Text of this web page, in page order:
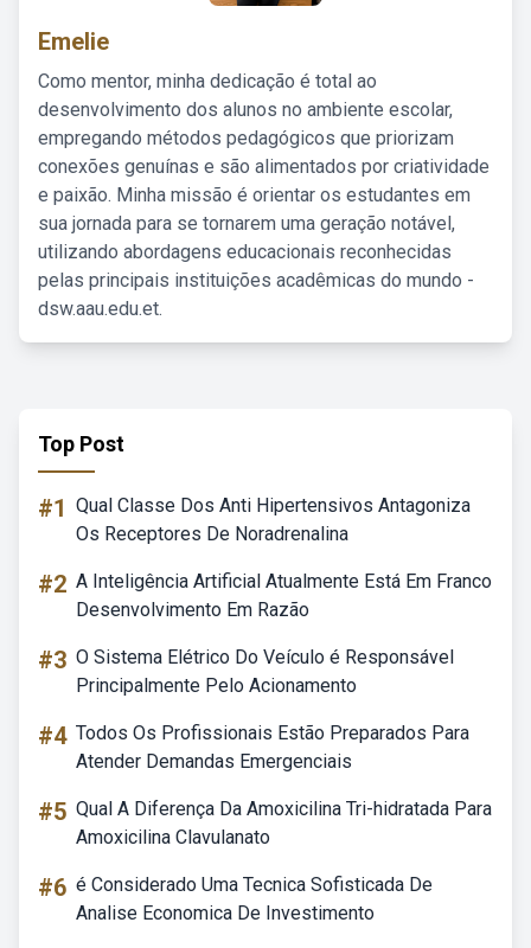
Emelie
Como mentor, minha dedicação é total ao
desenvolvimento dos alunos no ambiente escolar,
empregando métodos pedagógicos que priorizam
conexões genuínas e são alimentados por criatividade
e paixão. Minha missão é orientar os estudantes em
sua jornada para se tornarem uma geração notável,
utilizando abordagens educacionais reconhecidas
pelas principais instituições acadêmicas do mundo -
dsw.aau.edu.et.
Top Post
#1 Qual Classe Dos Anti Hipertensivos Antagoniza
Os Receptores De Noradrenalina
#2 A Inteligência Artificial Atualmente Está Em Franco
Desenvolvimento Em Razão
#3 O Sistema Elétrico Do Veículo é Responsável
Principalmente Pelo Acionamento
#4 Todos Os Profissionais Estão Preparados Para
Atender Demandas Emergenciais
#5 Qual A Diferença Da Amoxicilina Tri-hidratada Para
Amoxicilina Clavulanato
#6 é Considerado Uma Tecnica Sofisticada De
Analise Economica De Investimento